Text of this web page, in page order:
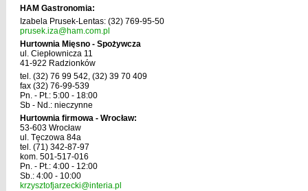
HAM Gastronomia:
Izabela Prusek-Lentas: (32) 769-95-50
prusek.iza@ham.com.pl
Hurtownia Mięsno - Spożywcza
ul. Ciepłownicza 11
41-922 Radzionków
tel. (32) 76 99 542, (32) 39 70 409
fax (32) 76-99-539
Pn. - Pt.: 5:00 - 18:00
Sb - Nd.: nieczynne
Hurtownia firmowa - Wrocław:
53-603 Wrocław
ul. Tęczowa 84a
tel. (71) 342-87-97
kom. 501-517-016
Pn. - Pt.: 4:00 - 12:00
Sb.: 4:00 - 10:00
krzysztofjarzecki@interia.pl